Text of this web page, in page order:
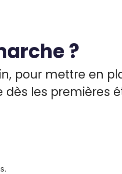
?
pour mettre en
les premières